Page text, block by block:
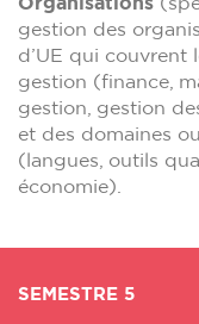
gestion des
d’UE qui couvrent
gestion (finance,
gestion, gestion
et des domaines
(langues, outils
économie).
SEMESTRE 5